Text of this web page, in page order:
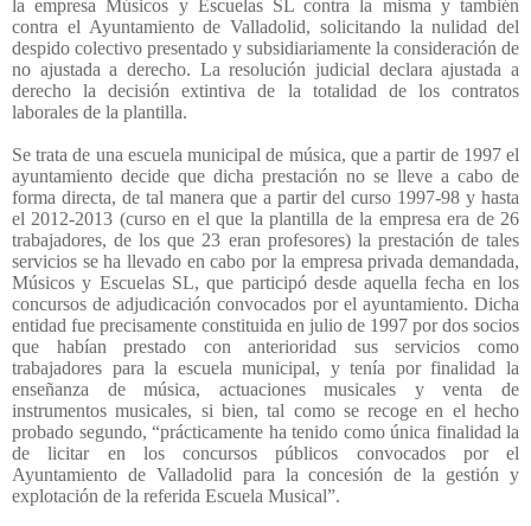
la empresa Músicos y Escuelas SL contra la misma y también
contra el Ayuntamiento de Valladolid, solicitando la nulidad del
despido colectivo presentado y subsidiariamente la consideración de
no ajustada a derecho. La resolución judicial declara ajustada a
derecho la decisión extintiva de la totalidad de los contratos
laborales de la plantilla.
Se trata de una escuela municipal de música, que a partir de 1997 el
ayuntamiento decide que dicha prestación no se lleve a cabo de
forma directa, de tal manera que a partir del curso 1997-98 y hasta
el 2012-2013 (curso en el que la plantilla de la empresa era de 26
trabajadores, de los que 23 eran profesores) la prestación de tales
servicios se ha llevado en cabo por la empresa privada demandada,
Músicos y Escuelas SL, que participó desde aquella fecha en los
concursos de adjudicación convocados por el ayuntamiento. Dicha
entidad fue precisamente constituida en julio de 1997 por dos socios
que habían prestado con anterioridad sus servicios como
trabajadores para la escuela municipal, y tenía por finalidad la
enseñanza de música, actuaciones musicales y venta de
instrumentos musicales, si bien, tal como se recoge en el hecho
probado segundo, “prácticamente ha tenido como única finalidad la
de licitar en los concursos públicos convocados por el
Ayuntamiento de Valladolid para la concesión de la gestión y
explotación de la referida Escuela Musical”.